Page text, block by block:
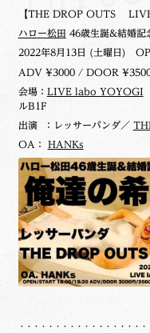
【THE DROP OUTS LIVE
ハロー松田 46歳生誕&結婚記
2022年8月13日 (土曜日)
ADV ¥3000 / DOOR ¥3500
会場： LIVE labo YOYOGI
ルB1F
出演 ：レッサーパンダ／
OA： HANKs
・・・・・・・・・・・・・・・・・・